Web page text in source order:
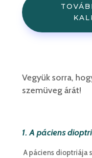
Vegyük sorra,
szemüveg árát!
1. A páciens
A páciens dioptriája